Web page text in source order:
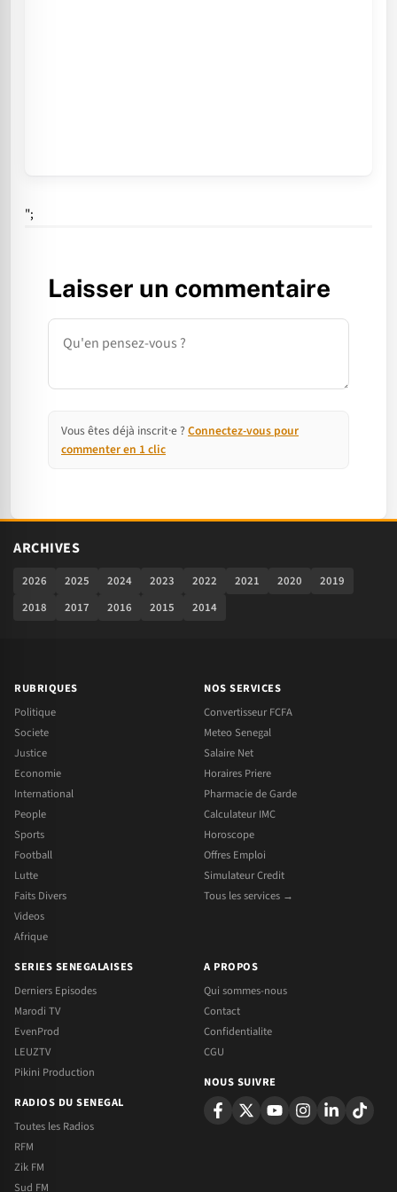
";
Laisser un commentaire
Commentaire
Vous êtes déjà inscrit·e ? Connectez-vous pour
commenter en 1 clic
ARCHIVES
2026 2025 2024 2023 2022 2021 2020
2019
2018
2017 2016 2015 2014
RUBRIQUES
Politique
Societe
Justice
Economie
International
People
Sports
Football
Lutte
Faits Divers
Videos
Afrique
NOS SERVICES
Convertisseur FCFA
Meteo Senegal
Salaire Net
Horaires Priere
Pharmacie de Garde
Calculateur IMC
Horoscope
Offres Emploi
Simulateur Credit
Tous les services →
SERIES SENEGALAISES
Derniers Episodes
Marodi TV
EvenProd
LEUZTV
Pikini Production
RADIOS DU SENEGAL
Toutes les Radios
RFM
Zik FM
Sud FM
A PROPOS
Qui sommes-nous
Contact
Confidentialite
CGU
NOUS SUIVRE